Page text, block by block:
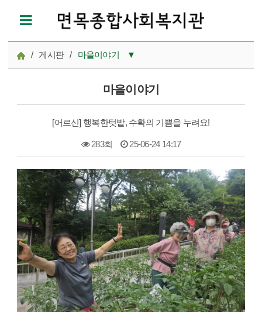
/ 게시판 / 마을이야기 ▼
참여모집
복지관이야기
카드뉴스
자료실
마을이야기
[어르신] 행복한텃밭, 수확의 기쁨을 누려요!
283회 25-06-24 14:17
본문